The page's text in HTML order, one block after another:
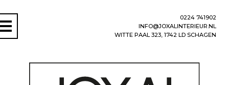
0224 741902
INFO@JOXALINTERIEUR.NL
WITTE PAAL 323, 1742 LD SCHAGEN